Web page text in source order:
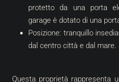
protetto da una porta
garage è dotato di una
Posizione: tranquillo
dal centro città e dal mare.
Questa proprietà rappresenta